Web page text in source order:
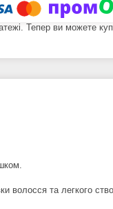
Тепер ви можете
волосся та легкого